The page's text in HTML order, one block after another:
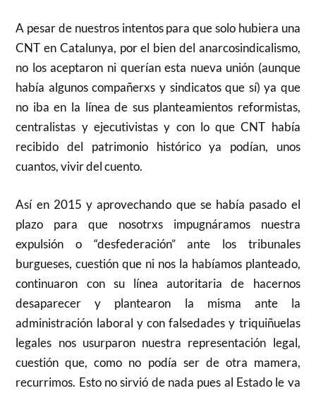
A pesar de nuestros intentos para que solo hubiera una
CNT en Catalunya, por el bien del anarcosindicalismo,
no los aceptaron ni querían esta nueva unión (aunque
había algunos compañerxs y sindicatos que sí) ya que
no iba en la línea de sus planteamientos reformistas,
centralistas y ejecutivistas y con lo que CNT había
recibido del patrimonio histórico ya podían, unos
cuantos, vivir del cuento.
Así en 2015 y aprovechando que se había pasado el
plazo para que nosotrxs impugnáramos nuestra
expulsión o “desfederación” ante los tribunales
burgueses, cuestión que ni nos la habíamos planteado,
continuaron con su línea autoritaria de hacernos
desaparecer y plantearon la misma ante la
administración laboral y con falsedades y triquiñuelas
legales nos usurparon nuestra representación legal,
cuestión que, como no podía ser de otra mamera,
recurrimos. Esto no sirvió de nada pues al Estado le va